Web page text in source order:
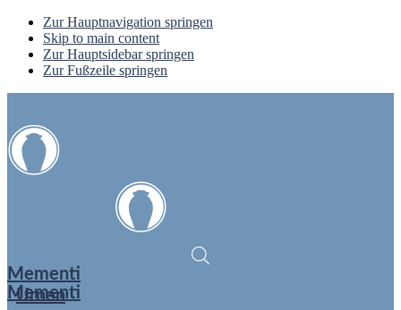
Zur Hauptnavigation springen
Skip to main content
Zur Hauptsidebar springen
Zur Fußzeile springen
Mementi
Urnen
Mementi